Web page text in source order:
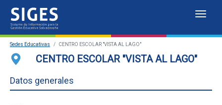
Sistema
de
Información
Sedes Educativas
Sedes Educativas CENTRO ESCOLAR "VISTA AL LAGO"
CENTRO ESCOLAR "VISTA AL LAGO"
Datos generales